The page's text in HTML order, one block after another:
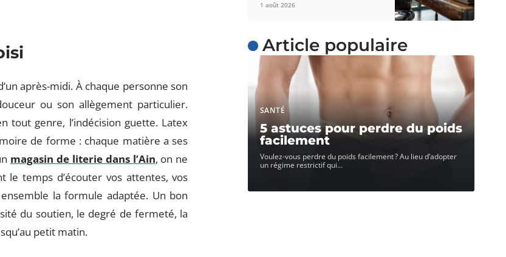
après-midi. À chaque personne son
ou son allègement particulier.
tout genre, l’indécision guette. Latex
de forme : chaque matière a ses
magasin de literie dans l’Ain, on ne
le temps d’écouter vos attentes, vos
la formule adaptée. Un bon
du soutien, le degré de fermeté, la
petit matin.
1 août 2026
Article populaire
SANTÉ
5 astuces pour perdre du poids
facilement
Voulez-vous perdre du poids facilement ? Au lieu d’adopter
un régime restrictif qui…